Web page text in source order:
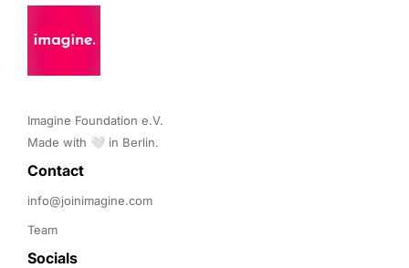
Imagine Foundation e.V.
Made with 🤍 in Berlin.
Contact
info@joinimagine.com
Team
Socials